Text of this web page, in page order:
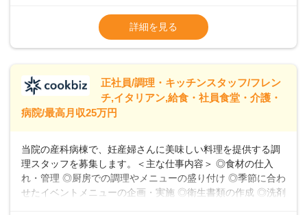
◎ワークライフバランスがとりやすい♪年間休日118～121
日。長期休暇の取得も推奨しているほか、バースデー休暇や
万円、最長10年間として、当社が直接返済を行います。
◎賞与／年2回（年2か月分支給）
※経験・能力および年齢・前職給与を考慮し
て優遇いたします
※試用期間3ヶ月（同条件）
※給与には固定残業代（月22時間分、
39,600円～43,598円分）を含みます。超過
詳細を見る
正社員/調理・キッチンスタッフ/フレン
チ,イタリアン,給食・社員食堂・介護・
病院/最高月収25万円
当院の産科病棟で、妊産婦さんに美味しい料理を提供する調
理スタッフを募集します。＜主な仕事内容＞ ◎食材の仕入
れ・管理 ◎厨房での調理やメニューの盛り付け ◎季節に合わ
せたイベントメニューの企画・実施 ◎衛生書類の作成 ◎洗剤